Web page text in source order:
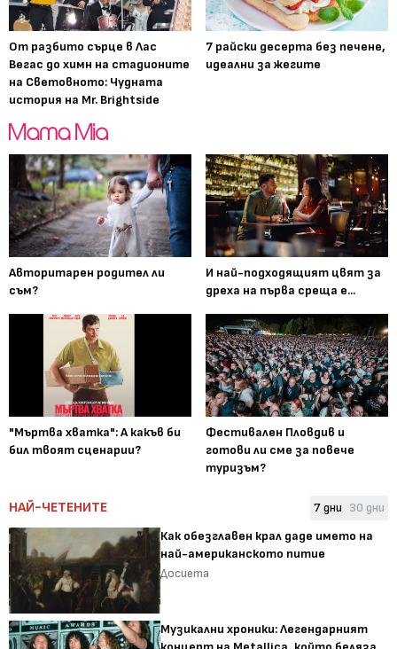
От разбито сърце в Лас
Вегас до химн на стадионите
на Световното: Чудната
история на Mr. Brightside
7 райски десерта без печене,
идеални за жегите
Авторитарен родител ли
съм?
И най-подходящият цвят за
дреха на първа среща е...
"Мъртва хватка": А какъв би
бил твоят сценарии?
Фестивален Пловдив и
готови ли сме за повече
туризъм?
НАЙ-ЧЕТЕНИТЕ 7 дни 30 дни
Как обезглавен крал даде името на
най-американското питие
Досиета
Музикални хроники: Легендарният